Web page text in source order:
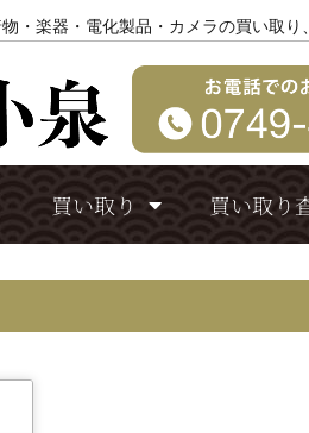
・楽器・電化製品・カメラの買い取
買い取り 買い取り